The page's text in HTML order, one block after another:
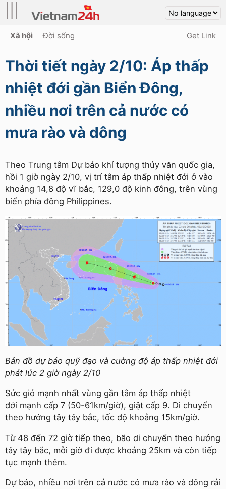
Xã hội Đời sống Get Link
Thời tiết ngày 2/10: Áp thấp
nhiệt đới gần Biển Đông,
nhiều nơi trên cả nước có
mưa rào và dông
Theo Trung tâm Dự báo khí tượng thủy văn quốc gia,
hồi 1 giờ ngày 2/10, vị trí tâm áp thấp nhiệt đới ở vào
khoảng 14,8 độ vĩ bắc, 129,0 độ kinh đông, trên vùng
biển phía đông Philippines.
Bản đồ dự báo quỹ đạo và cường độ áp thấp nhiệt đới
phát lúc 2 giờ ngày 2/10
Sức gió mạnh nhất vùng gần tâm áp thấp nhiệt
đới mạnh cấp 7 (50-61km/giờ), giật cấp 9. Di chuyển
theo hướng tây tây bắc, tốc độ khoảng 15km/giờ.
Từ 48 đến 72 giờ tiếp theo, bão di chuyển theo hướng
tây tây bắc, mỗi giờ đi được khoảng 25km và còn tiếp
tục mạnh thêm.
Dự báo, nhiều nơi trên cả nước có mưa rào và dông rải